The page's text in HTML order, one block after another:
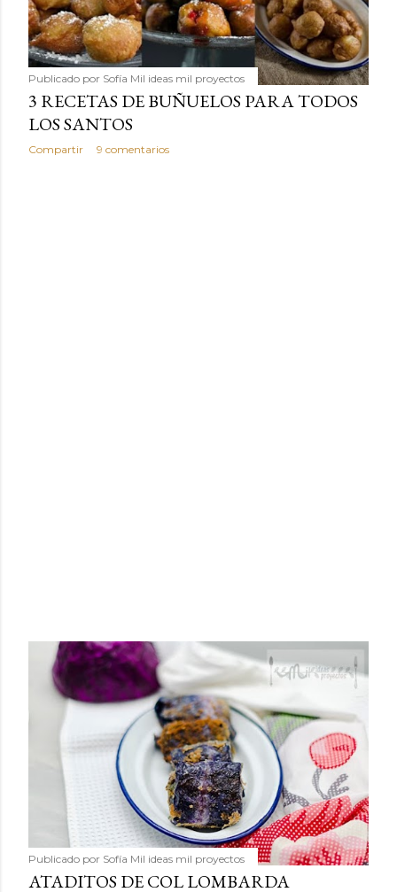
humilde como la alubia de La Bañeza en un snack ligero,
dorado, cargado de proteína y 100% natural. Es el
sustituto perfecto a los frutos se...
Publicado por Sofía Mil ideas mil proyectos
3 RECETAS DE BUÑUELOS PARA TODOS
LOS SANTOS
Compartir 9 comentarios
Publicado por Sofía Mil ideas mil proyectos
ATADITOS DE COL LOMBARDA